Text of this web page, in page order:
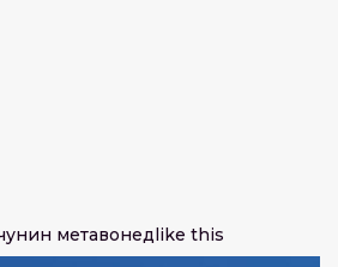
метавонедlike this